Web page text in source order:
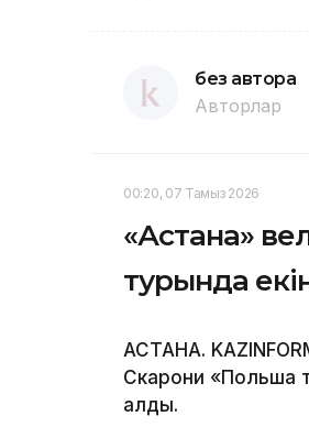
без автора
Авторлар
00:20, 07 Тамыз 2026
«Астана»
турында
АСТАНА.
Скарони «Польша
алды.